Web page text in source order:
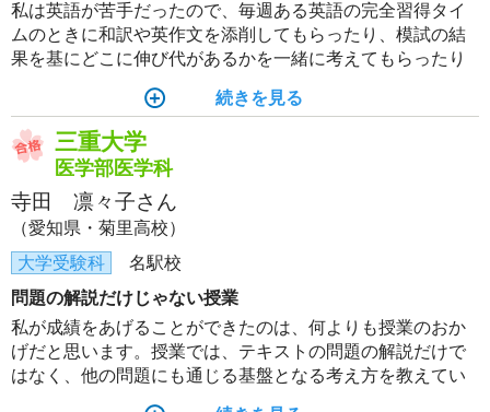
私は英語が苦手だったので、毎週ある英語の完全習得タイ
ムのときに和訳や英作文を添削してもらったり、模試の結
果を基にどこに伸び代があるかを一緒に考えてもらったり
続きを見る
三重大学
医学部医学科
寺田 凛々子さん
（愛知県・菊里高校）
大学受験科
名駅校
問題の解説だけじゃない授業
私が成績をあげることができたのは、何よりも授業のおか
げだと思います。授業では、テキストの問題の解説だけで
はなく、他の問題にも通じる基盤となる考え方を教えてい